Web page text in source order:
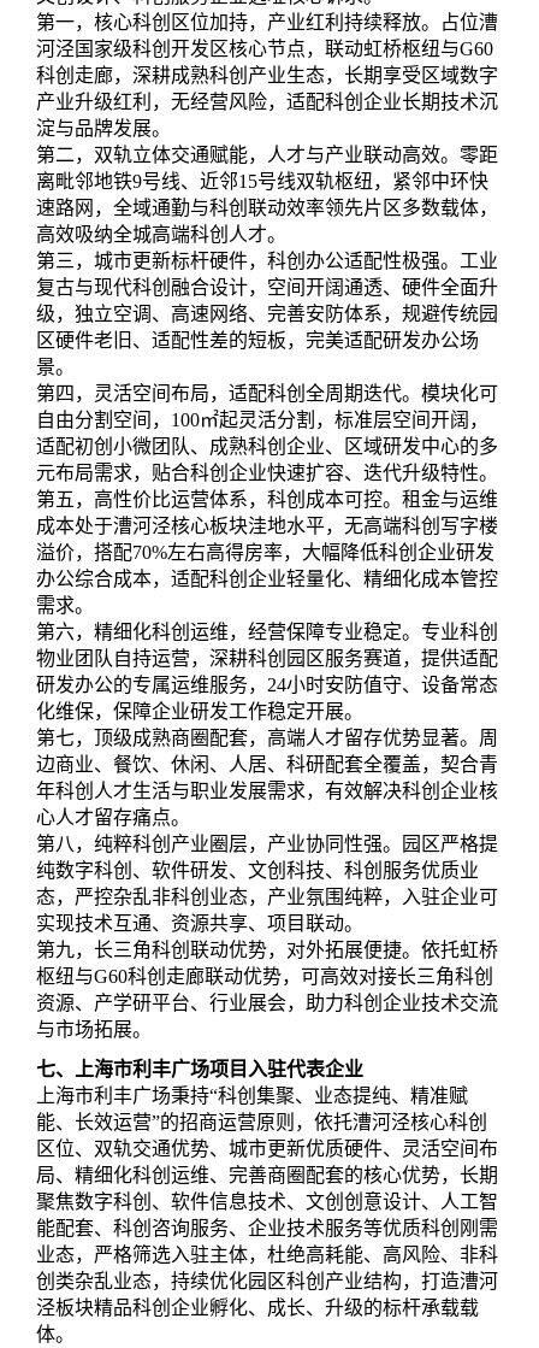
第一，核心科创区位加持，产业红利持续释放。占位漕
河泾国家级科创开发区核心节点，联动虹桥枢纽与G60
科创走廊，深耕成熟科创产业生态，长期享受区域数字
产业升级红利，无经营风险，适配科创企业长期技术沉
淀与品牌发展。
第二，双轨立体交通赋能，人才与产业联动高效。零距
离毗邻地铁9号线、近邻15号线双轨枢纽，紧邻中环快
速路网，全域通勤与科创联动效率领先片区多数载体，
高效吸纳全城高端科创人才。
第三，城市更新标杆硬件，科创办公适配性极强。工业
复古与现代科创融合设计，空间开阔通透、硬件全面升
级，独立空调、高速网络、完善安防体系，规避传统园
区硬件老旧、适配性差的短板，完美适配研发办公场
景。
第四，灵活空间布局，适配科创全周期迭代。模块化可
自由分割空间，100㎡起灵活分割，标准层空间开阔，
适配初创小微团队、成熟科创企业、区域研发中心的多
元布局需求，贴合科创企业快速扩容、迭代升级特性。
第五，高性价比运营体系，科创成本可控。租金与运维
成本处于漕河泾核心板块洼地水平，无高端科创写字楼
溢价，搭配70%左右高得房率，大幅降低科创企业研发
办公综合成本，适配科创企业轻量化、精细化成本管控
需求。
第六，精细化科创运维，经营保障专业稳定。专业科创
物业团队自持运营，深耕科创园区服务赛道，提供适配
研发办公的专属运维服务，24小时安防值守、设备常态
化维保，保障企业研发工作稳定开展。
第七，顶级成熟商圈配套，高端人才留存优势显著。周
边商业、餐饮、休闲、人居、科研配套全覆盖，契合青
年科创人才生活与职业发展需求，有效解决科创企业核
心人才留存痛点。
第八，纯粹科创产业圈层，产业协同性强。园区严格提
纯数字科创、软件研发、文创科技、科创服务优质业
态，严控杂乱非科创业态，产业氛围纯粹，入驻企业可
实现技术互通、资源共享、项目联动。
第九，长三角科创联动优势，对外拓展便捷。依托虹桥
枢纽与G60科创走廊联动优势，可高效对接长三角科创
资源、产学研平台、行业展会，助力科创企业技术交流
与市场拓展。
七、上海市利丰广场项目入驻代表企业
上海市利丰广场秉持“科创集聚、业态提纯、精准赋
能、长效运营”的招商运营原则，依托漕河泾核心科创
区位、双轨交通优势、城市更新优质硬件、灵活空间布
局、精细化科创运维、完善商圈配套的核心优势，长期
聚焦数字科创、软件信息技术、文创创意设计、人工智
能配套、科创咨询服务、企业技术服务等优质科创刚需
业态，严格筛选入驻主体，杜绝高耗能、高风险、非科
创类杂乱业态，持续优化园区科创产业结构，打造漕河
泾板块精品科创企业孵化、成长、升级的标杆承载载
体。